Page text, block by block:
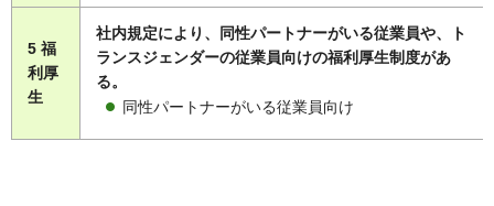
5 福
利厚
生
社内規定により、同性パートナーがいる従業員や、ト
ランスジェンダーの従業員向けの福利厚生制度があ
る。
同性パートナーがいる従業員向け